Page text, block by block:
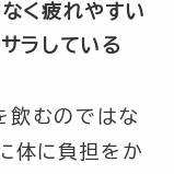
く疲れやすい
ラしている
飲むのではな
体に負担をか